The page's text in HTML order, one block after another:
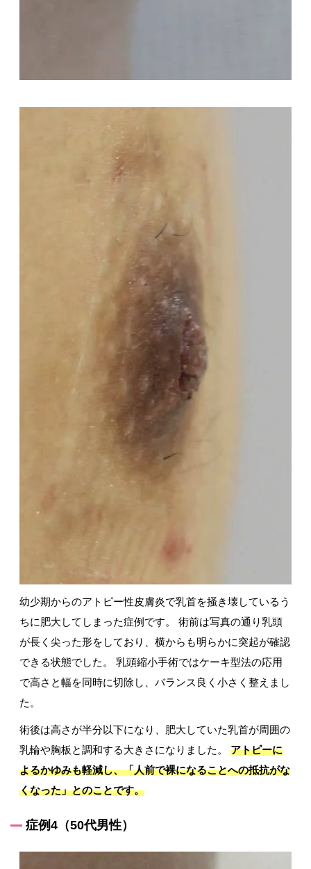
幼少期からのアトピー性皮膚炎で乳首を掻き壊しているう
ちに肥大してしまった症例です。 術前は写真の通り乳頭
が長く尖った形をしており、横からも明らかに突起が確認
できる状態でした。 乳頭縮小手術ではケーキ型法の応用
で高さと幅を同時に切除し、バランス良く小さく整えまし
た。
術後は高さが半分以下になり、肥大していた乳首が周囲の
乳輪や胸板と調和する大きさになりました。 アトピーに
よるかゆみも軽減し、「人前で裸になることへの抵抗がな
くなった」とのことです。
症例4（50代男性）